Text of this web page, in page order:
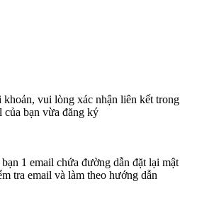
vui lòng xác nhận liên kết trong
của bạn vừa đăng ký
1 email chứa đường dẫn đặt lại mật
tra email và làm theo hướng dẫn